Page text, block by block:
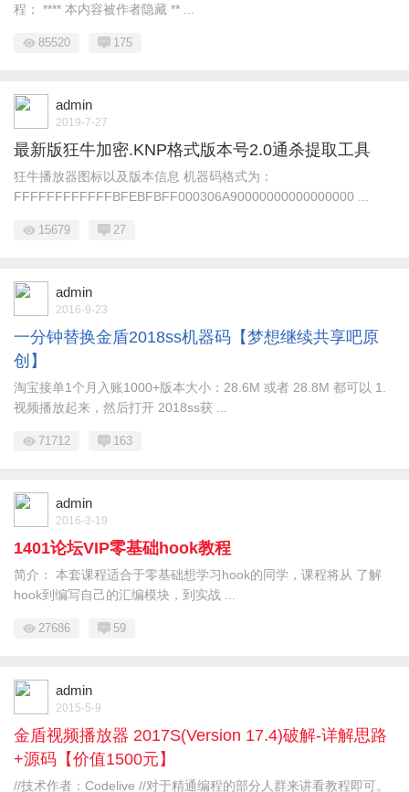
程： **** 本内容被作者隐藏 ** ...
85520 175
admin
2019-7-27
最新版狂牛加密.KNP格式版本号2.0通杀提取工具
狂牛播放器图标以及版本信息 机器码格式为：
FFFFFFFFFFFFBFEBFBFF000306A90000000000000000 ...
15679 27
admin
2016-9-23
一分钟替换金盾2018ss机器码【梦想继续共享吧原
创】
淘宝接单1个月入账1000+版本大小：28.6M 或者 28.8M 都可以 1.
视频播放起来，然后打开 2018ss获 ...
71712 163
admin
2016-3-19
1401论坛VIP零基础hook教程
简介： 本套课程适合于零基础想学习hook的同学，课程将从 了解
hook到编写自己的汇编模块，到实战 ...
27686 59
admin
2015-5-9
金盾视频播放器 2017S(Version 17.4)破解-详解思路
+源码【价值1500元】
//技术作者：Codelive //对于精通编程的部分人群来讲看教程即可。